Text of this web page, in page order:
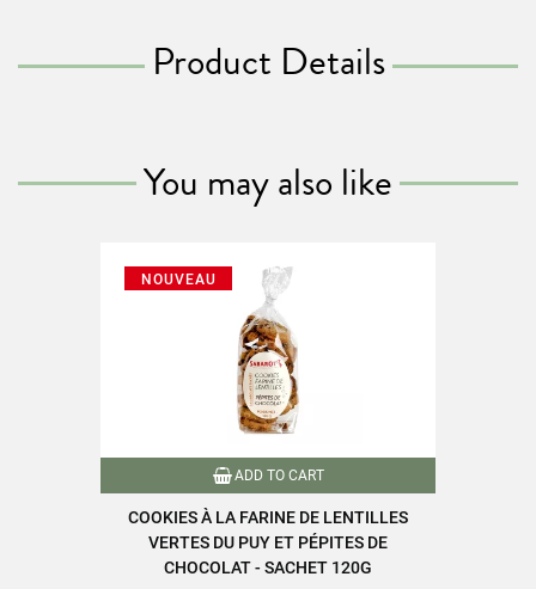
Product Details
You may also like
NOUVEAU
ADD TO CART
COOKIES À LA FARINE DE LENTILLES
VERTES DU PUY ET PÉPITES DE
CHOCOLAT - SACHET 120G